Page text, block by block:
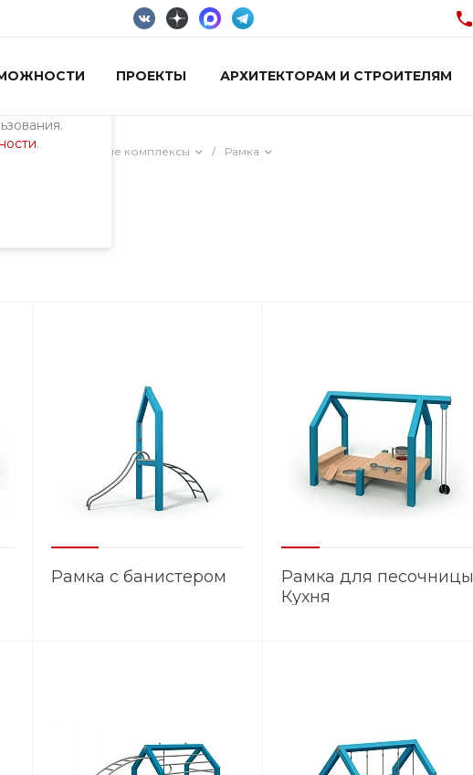
и
.
ПРОЕКТЫ АРХИТЕКТОРАМ И СТРОИТЕЛЯМ
игровые комплексы / Рамка
Рамка с банистером
Рамка для песочницы
Кухня